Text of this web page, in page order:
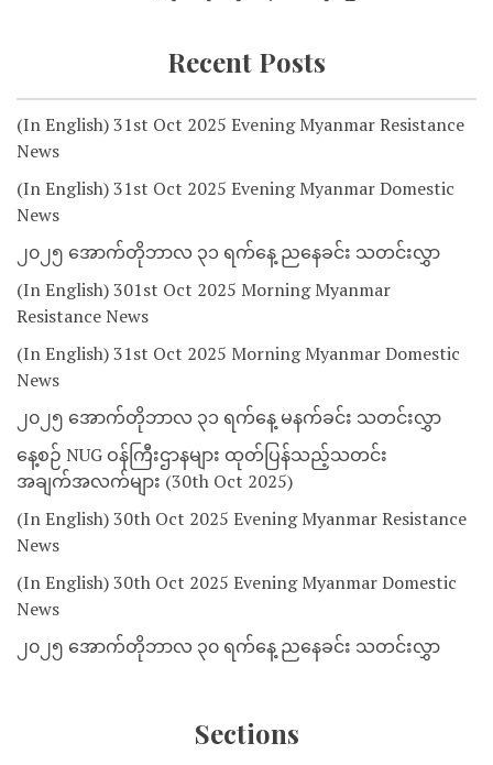
Recent Posts
(In English) 31st Oct 2025 Evening Myanmar Resistance
News
(In English) 31st Oct 2025 Evening Myanmar Domestic
News
၂၀၂၅ အောက်တိုဘာလ ၃၁ ရက်နေ့ ညနေခင်း သတင်းလွှာ
(In English) 301st Oct 2025 Morning Myanmar
Resistance News
(In English) 31st Oct 2025 Morning Myanmar Domestic
News
၂၀၂၅ အောက်တိုဘာလ ၃၁ ရက်နေ့ မနက်ခင်း သတင်းလွှာ
နေ့စဉ် NUG ဝန်ကြီးဌာနများ ထုတ်ပြန်သည့်သတင်း
အချက်အလက်များ (30th Oct 2025)
(In English) 30th Oct 2025 Evening Myanmar Resistance
News
(In English) 30th Oct 2025 Evening Myanmar Domestic
News
၂၀၂၅ အောက်တိုဘာလ ၃၀ ရက်နေ့ ညနေခင်း သတင်းလွှာ
Sections